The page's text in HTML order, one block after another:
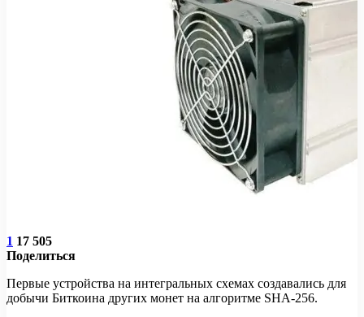
1 17 505
Поделиться
Первые устройства на интегральных схемах создавались для
добычи Биткоина других монет на алгоритме SHA-256.